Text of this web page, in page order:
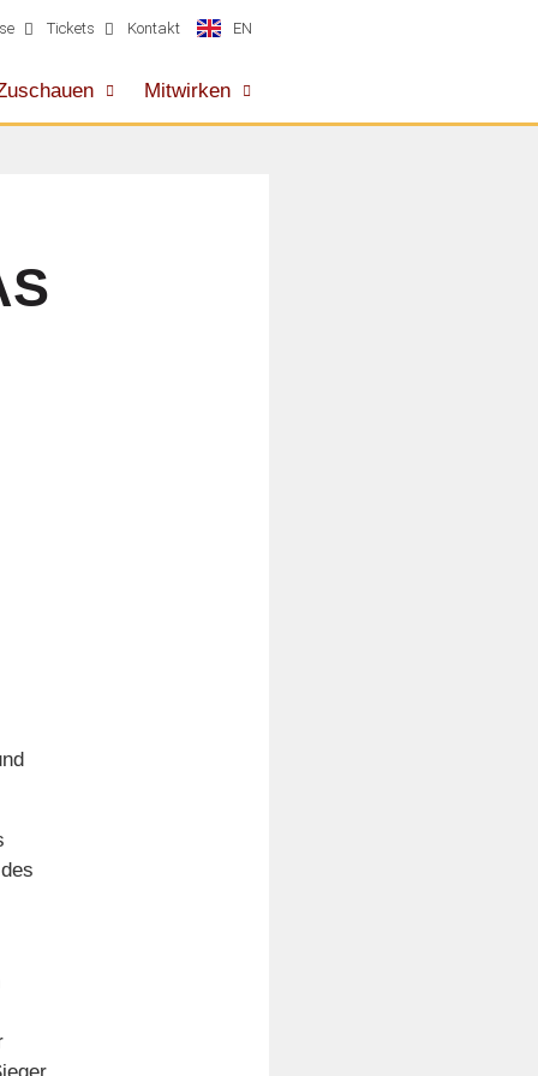
Tickets Kontakt EN
Mitwirken